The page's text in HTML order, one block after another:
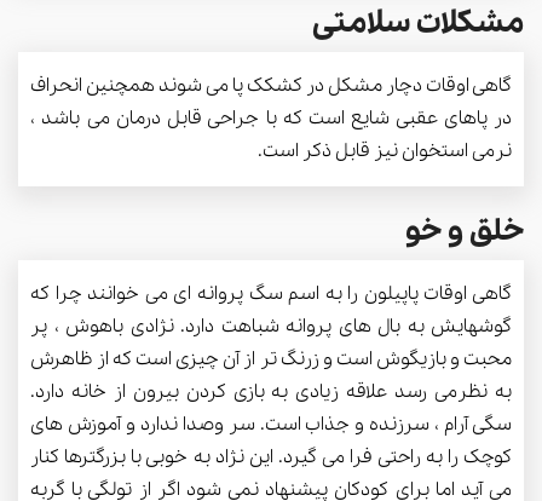
مشکلات سلامتی
گاهی اوقات دچار مشکل در کشکک پا می شوند همچنین انحراف
در پاهای عقبی شایع است که با جراحی قابل درمان می باشد ،
نرمی استخوان نیز قابل ذکر است.
خلق و خو
گاهی اوقات پاپیلون را به اسم سگ پروانه ای می خوانند چرا که
گوشهایش به بال های پروانه شباهت دارد. نژادی باهوش ، پر
محبت و بازیگوش است و زرنگ تر از آن چیزی است که از ظاهرش
به نظرمی رسد علاقه زیادی به بازی کردن بیرون از خانه دارد.
سگی آرام ، سرزنده و جذاب است. سر وصدا ندارد و آموزش های
کوچک را به راحتی فرا می گیرد. این نژاد به خوبی با بزرگترها کنار
می آید اما برای کودکان پیشنهاد نمی شود اگر از تولگی با گربه